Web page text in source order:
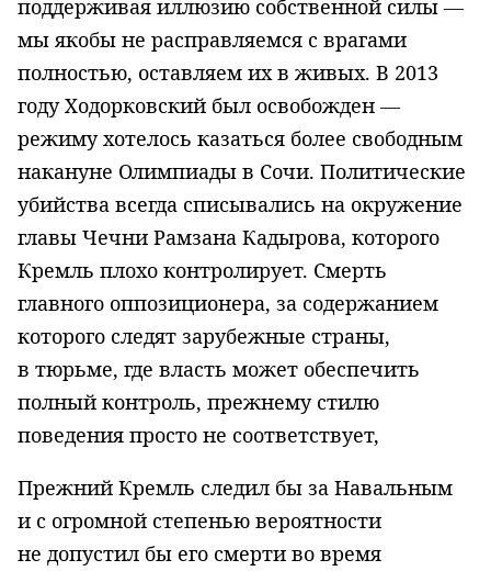
поддерживая иллюзию собственной силы —
мы якобы не расправляемся с врагами
полностью, оставляем их в живых. В 2013
году Ходорковский был освобожден —
режиму хотелось казаться более свободным
накануне Олимпиады в Сочи. Политические
убийства всегда списывались на окружение
главы Чечни Рамзана Кадырова, которого
Кремль плохо контролирует. Смерть
главного оппозиционера, за содержанием
которого следят зарубежные страны,
в тюрьме, где власть может обеспечить
полный контроль, прежнему стилю
поведения просто не соответствует,
Прежний Кремль следил бы за Навальным
и с огромной степенью вероятности
не допустил бы его смерти во время